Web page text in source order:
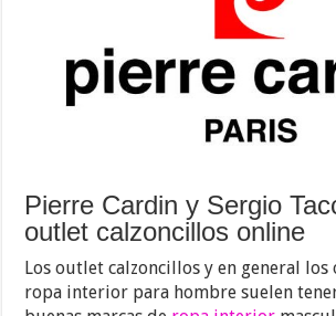
Pierre Cardin y Sergio
outlet calzoncillos online
Los outlet calzoncillos y en general
ropa interior para hombre suelen